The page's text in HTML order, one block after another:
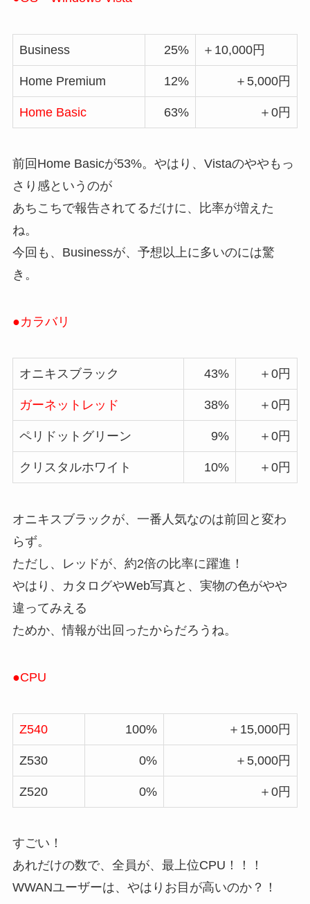
Business 25% ＋10,000円
Home Premium 12% ＋5,000円
Home Basic 63% ＋0円
前回Home Basicが53%。やはり、Vistaのややもっ
さり感というのが
あちこちで報告されてるだけに、比率が増えた
ね。
今回も、Businessが、予想以上に多いのには驚
き。
●カラバリ
オニキスブラック 43% ＋0円
ガーネットレッド 38% ＋0円
ペリドットグリーン 9% ＋0円
クリスタルホワイト 10% ＋0円
オニキスブラックが、一番人気なのは前回と変わ
らず。
ただし、レッドが、約2倍の比率に躍進！
やはり、カタログやWeb写真と、実物の色がやや
違ってみえる
ためか、情報が出回ったからだろうね。
●CPU
Z540 100% ＋15,000円
Z530 0% ＋5,000円
Z520 0% ＋0円
すごい！
あれだけの数で、全員が、最上位CPU！！！
WWANユーザーは、やはりお目が高いのか？！